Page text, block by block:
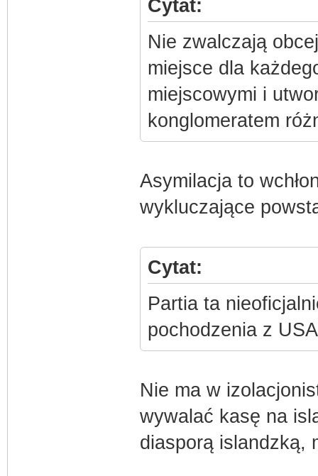
Cytat:
Nie zwalczają
miejsce dla
miejscowymi i
konglomeratem
Asymilacja to
wykluczające
Cytat:
Partia ta
pochodzenia z USA
Nie ma w
wywalać kasę na
diasporą islandzką,